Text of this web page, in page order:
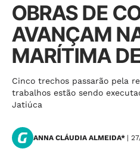
OBRAS DE
AVANÇAM
MARÍTIMA
Cinco trechos passarão pela
trabalhos estão sendo
Jatiúca
ANNA CLÁUDIA ALMEIDA* |